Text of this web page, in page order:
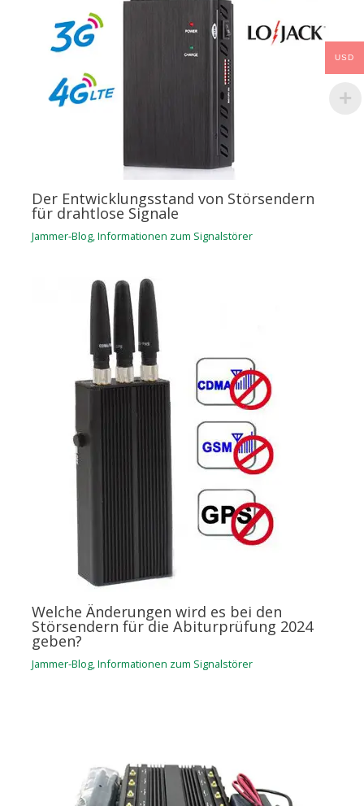
Der Entwicklungsstand von Störsendern
für drahtlose Signale
Jammer-Blog,Informationen zum Signalstörer
Welche Änderungen wird es bei den
Störsendern für die Abiturprüfung 2024
geben?
Jammer-Blog,Informationen zum Signalstörer
USD